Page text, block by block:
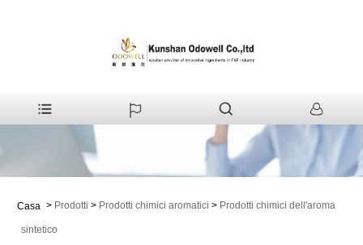
Casa > Prodotti > Prodotti chimici aromatici > Prodotti chimici dell'aroma
sintetico